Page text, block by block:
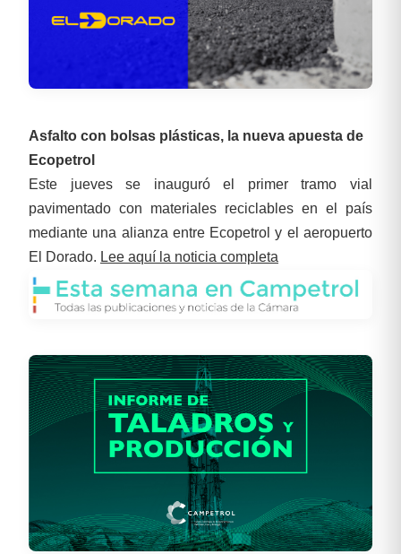
Asfalto con bolsas plásticas, la nueva apuesta de
Ecopetrol
Este jueves se inauguró el primer tramo vial
pavimentado con materiales reciclables en el país
mediante una alianza entre Ecopetrol y el aeropuerto
El Dorado. Lee aquí la noticia completa